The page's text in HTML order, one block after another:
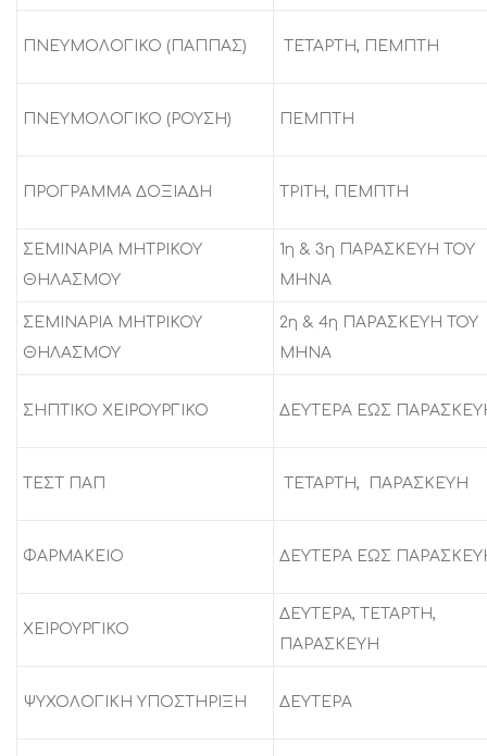
ΠΝΕΥΜΟΛΟΓΙΚΟ (ΠΑΠΠΑΣ) ΤΕΤΑΡΤΗ, ΠΕΜΠΤΗ
ΠΝΕΥΜΟΛΟΓΙΚΟ (ΡΟΥΣΗ) ΠΕΜΠΤΗ
ΠΡΟΓΡΑΜΜΑ ΔΟΞΙΑΔΗ ΤΡΙΤΗ, ΠΕΜΠΤΗ
ΣΕΜΙΝΑΡΙΑ ΜΗΤΡΙΚΟΥ
ΘΗΛΑΣΜΟΥ
1η & 3η ΠΑΡΑΣΚΕΥΗ ΤΟΥ
ΜΗΝΑ
ΣΕΜΙΝΑΡΙΑ ΜΗΤΡΙΚΟΥ
ΘΗΛΑΣΜΟΥ
2η & 4η ΠΑΡΑΣΚΕΥΗ ΤΟΥ
ΜΗΝΑ
ΣΗΠΤΙΚΟ ΧΕΙΡΟΥΡΓΙΚΟ ΔΕΥΤΕΡΑ ΕΩΣ
ΤΕΣΤ ΠΑΠ ΤΕΤΑΡΤΗ, ΠΑΡΑΣΚΕΥΗ
ΦΑΡΜΑΚΕΙΟ ΔΕΥΤΕΡΑ ΕΩΣ
ΧΕΙΡΟΥΡΓΙΚΟ
ΔΕΥΤΕΡΑ, ΤΕΤΑΡΤΗ,
ΠΑΡΑΣΚΕΥΗ
ΨΥΧΟΛΟΓΙΚΗ ΥΠΟΣΤΗΡΙΞΗ ΔΕΥΤΕΡΑ